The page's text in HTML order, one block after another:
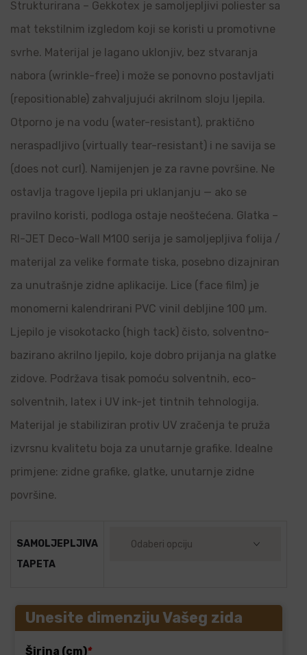
Strukturirana – Gekkotex je samoljepljivi poliester sa
mat tekstilnim izgledom koji se koristi u promotivne
svrhe. Materijal je lagano uklonjiv, bez stvaranja
nabora (wrinkle-free) i može se ponovno postavljati
(repositionable) zahvaljujući akrilnom sloju ljepila.
Otporno je na vodu (water-resistant), praktično
neraspadljivo (virtually tear-resistant) i ne savija se
(does not curl). Namijenjen je za ravne površine. Ne
ostavlja tragove ljepila pri uklanjanju — ako se
pravilno koristi, podloga ostaje neoštećena. Glatka –
RI-JET Deco-Wall M100 serija je samoljepljiva folija /
materijal za velike formate tiska, posebno dizajniran
za unutrašnje zidne aplikacije. Lice (face film) je
monomerni kalendrirani PVC vinil debljine 100 µm.
Ljepilo je visokotacko (high tack) čisto, solventno-
bazirano akrilno ljepilo, koje dobro prijanja na glatke
zidove. Podržava tisak pomoću solventnih, eco-
solventnih, latex i UV ink-jet tintnih tehnologija.
Materijal je stabiliziran protiv UV zračenja te pruža
izvrsnu kvalitetu boja za unutarnje grafike. Idealne
primjene: zidne grafike, glatke, unutarnje zidne
površine.
SAMOLJEPLJIVA
TAPETA
Unesite dimenziju Vašeg zida
Širina (cm)*